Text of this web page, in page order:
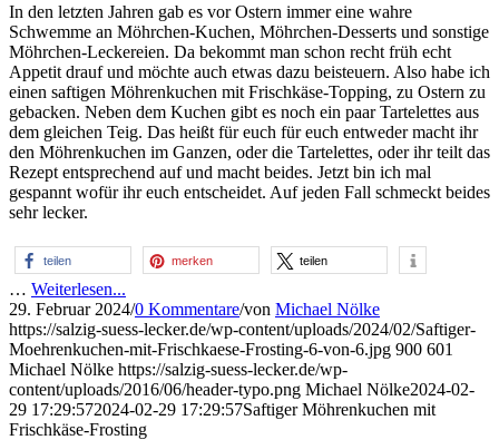
In den letzten Jahren gab es vor Ostern immer eine wahre
Schwemme an Möhrchen-Kuchen, Möhrchen-Desserts und sonstige
Möhrchen-Leckereien. Da bekommt man schon recht früh echt
Appetit drauf und möchte auch etwas dazu beisteuern. Also habe ich
einen saftigen Möhrenkuchen mit Frischkäse-Topping, zu Ostern zu
gebacken. Neben dem Kuchen gibt es noch ein paar Tartelettes aus
dem gleichen Teig. Das heißt für euch für euch entweder macht ihr
den Möhrenkuchen im Ganzen, oder die Tartelettes, oder ihr teilt das
Rezept entsprechend auf und macht beides. Jetzt bin ich mal
gespannt wofür ihr euch entscheidet. Auf jeden Fall schmeckt beides
sehr lecker.
teilen merken teilen
… Weiterlesen...
29. Februar 2024/0 Kommentare/von Michael Nölke
https://salzig-suess-lecker.de/wp-content/uploads/2024/02/Saftiger-
Moehrenkuchen-mit-Frischkaese-Frosting-6-von-6.jpg 900 601
Michael Nölke https://salzig-suess-lecker.de/wp-
content/uploads/2016/06/header-typo.png Michael Nölke2024-02-
29 17:29:572024-02-29 17:29:57Saftiger Möhrenkuchen mit
Frischkäse-Frosting